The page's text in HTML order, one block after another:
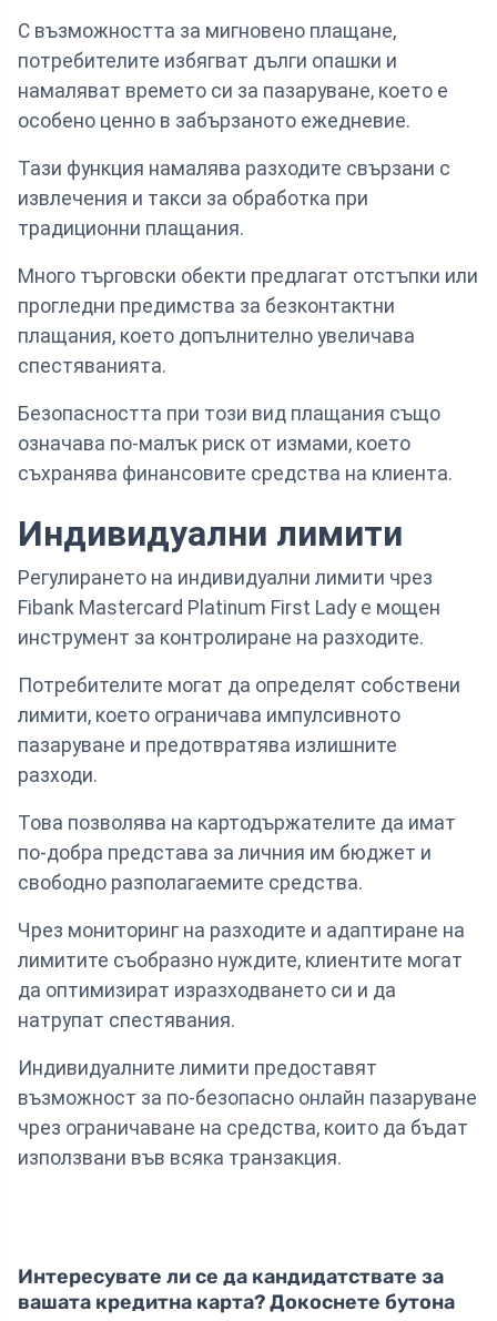
С възможността за мигновено плащане,
потребителите избягват дълги опашки и
намаляват времето си за пазаруване, което е
особено ценно в забързаното ежедневие.
Тази функция намалява разходите свързани с
извлечения и такси за обработка при
традиционни плащания.
Много търговски обекти предлагат отстъпки или
прогледни предимства за безконтактни
плащания, което допълнително увеличава
спестяванията.
Безопасността при този вид плащания също
означава по-малък риск от измами, което
съхранява финансовите средства на клиента.
Индивидуални лимити
Регулирането на индивидуални лимити чрез
Fibank Mastercard Platinum First Lady е мощен
инструмент за контролиране на разходите.
Потребителите могат да определят собствени
лимити, което ограничава импулсивното
пазаруване и предотвратява излишните
разходи.
Това позволява на картодържателите да имат
по-добра представа за личния им бюджет и
свободно разполагаемите средства.
Чрез мониторинг на разходите и адаптиране на
лимитите съобразно нуждите, клиентите могат
да оптимизират изразходването си и да
натрупат спестявания.
Индивидуалните лимити предоставят
възможност за по-безопасно онлайн пазаруване
чрез ограничаване на средства, които да бъдат
използвани във всяка транзакция.
Интересувате ли се да кандидатствате за
вашата кредитна карта? Докоснете бутона